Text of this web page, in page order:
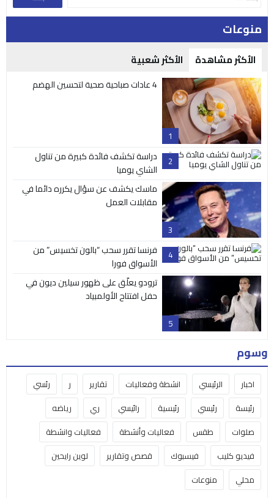
منوعات
الأكثر مشاهدة الأكثر شعبية
1
4 عادات صباحية صحية لتحسين الهضم
2
دراسة تكشف فائدة كبيرة من تناول
الشاي يوميا
3
ماسك يكشف عن سؤال يكرره دائما في
مقابلات العمل
4
فرنسا تقرر سحب “بالون تخسيس” من
الأسواق فورا
5
ترودو يعلّق على ظهور سيلين ديون في
حفل افتتاح الأولمبياد
وسوم
اخبار الرئيسي انشطة وفعاليات تقارير ر
رئسي
رئيسة
رئيسي رئيسية رائيسي ري
رياضه
صلوات
طقس فعاليات وأنشطة
فعاليات وانشطة
فيديو كليب
فيسبوك قصص وتقارير
لوين رايحين
محلي
منوعات